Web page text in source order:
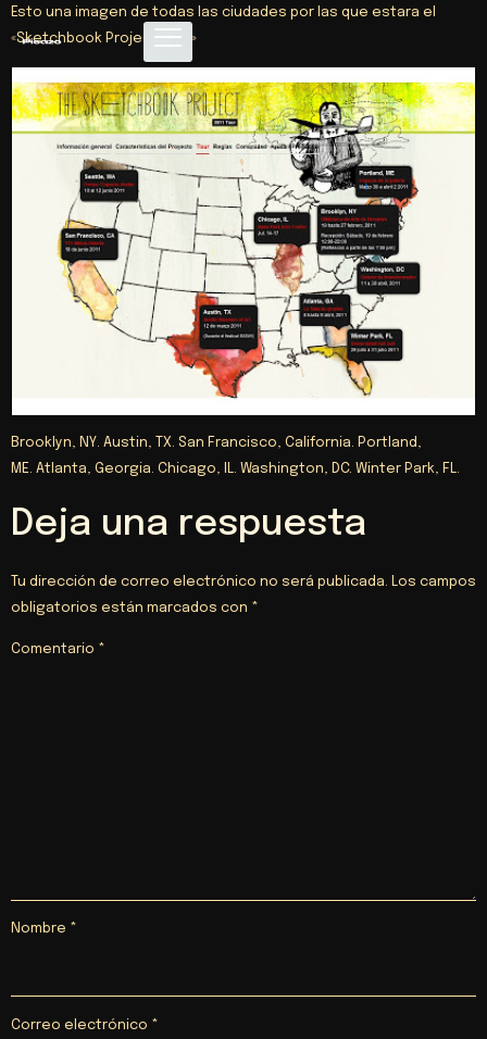
Esto una imagen de todas las ciudades por las que estara el
«Sketchbook Project Tour»
Brooklyn, NY. Austin, TX. San Francisco, California. Portland,
ME. Atlanta, Georgia. Chicago, IL. Washington, DC. Winter Park, FL.
Deja una respuesta
Tu dirección de correo electrónico no será publicada. Los campos
obligatorios están marcados con *
Comentario *
Nombre *
Correo electrónico *